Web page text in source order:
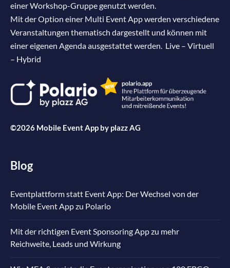
einer Workshop-Gruppe genutzt werden.
Mit der Option einer Multi Event App werden verschiedene
Veranstaltungen thematisch dargestellt und können mit
einer eigenen Agenda ausgestattet werden. Live – Virtuell
– Hybrid
©2026 Mobile Event App by plazz AG
Blog
Eventplattform statt Event App: Der Wechsel von der
Mobile Event App zu Polario
Mit der richtigen Event Sponsoring App zu mehr
Reichweite, Leads und Wirkung